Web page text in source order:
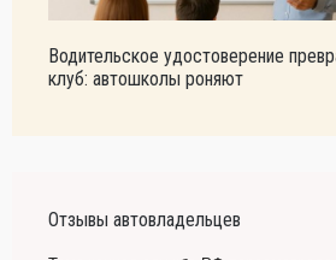
Водительское удостоверение
клуб: автошколы роняют
Отзывы автовладельцев